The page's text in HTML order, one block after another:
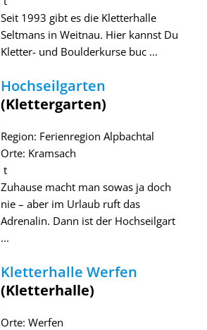
Seit 1993 gibt es die Kletterhalle
Seltmans in Weitnau. Hier kannst Du
Kletter- und Boulderkurse buc ...
Hochseilgarten
(Klettergarten)
Region: Ferienregion Alpbachtal
Orte: Kramsach
t
Zuhause macht man sowas ja doch
nie – aber im Urlaub ruft das
Adrenalin. Dann ist der Hochseilgart
...
Kletterhalle Werfen
(Kletterhalle)
Orte: Werfen